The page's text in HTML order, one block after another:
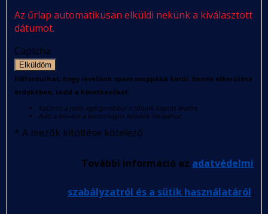
Az űrlap automatikusan elküldi nekünk a kiválasztott
dátumot.
Captcha
Elküldöm
Előfordulhat, hogy levelünk spam mappába kerül. Ennek elkerülése
érdekében, tedd a következőket:
Kattints a jobb egérgombbal a tőlünk kapott levélre
Add a feladót a biztonságos feladók listájához
* A mezők kitöltése kötelező
További információ az adatvédelmi
szabályzatról és a sütik használatáról.